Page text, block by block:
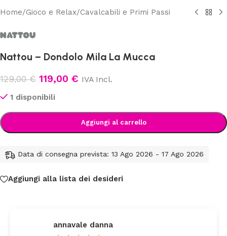
Home/Gioco e Relax/Cavalcabili e Primi Passi
Nattou – Dondolo Mila La Mucca
129,00€ 119,00 € IVA Incl.
1 disponibili
Aggiungi al carrello
Data di consegna prevista: 13 Ago 2026 - 17 Ago 2026
Aggiungi alla lista dei desideri